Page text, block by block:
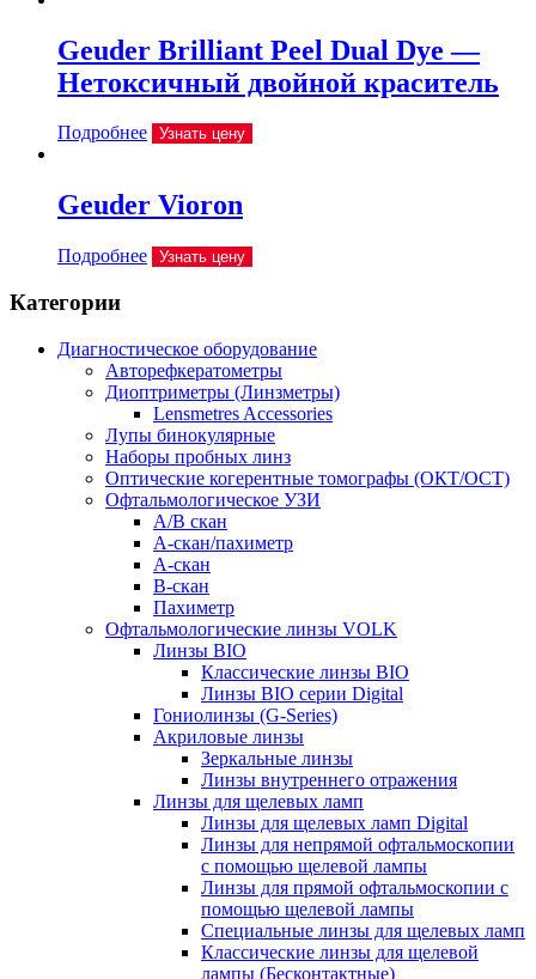
Geuder Brilliant Peel Dual Dye —
Нетоксичный двойной краситель
Подробнее Узнать цену
Geuder Vioron
Подробнее Узнать цену
Категории
Диагностическое оборудование
Авторефкератометры
Диоптриметры (Линзметры)
Lensmetres Accessories
Лупы бинокулярные
Наборы пробных линз
Оптические когерентные томографы (ОКТ/ОСТ)
Офтальмологическое УЗИ
A/B скан
A-скан/пахиметр
A-скан
B-скан
Пахиметр
Офтальмологические линзы VOLK
Линзы BIO
Классические линзы BIO
Линзы BIO серии Digital
Гониолинзы (G-Series)
Акриловые линзы
Зеркальные линзы
Линзы внутреннего отражения
Линзы для щелевых ламп
Линзы для щелевых ламп Digital
Линзы для непрямой офтальмоскопии
с помощью щелевой лампы
Линзы для прямой офтальмоскопии с
помощью щелевой лампы
Специальные линзы для щелевых ламп
Классические линзы для щелевой
лампы (Бесконтактные)